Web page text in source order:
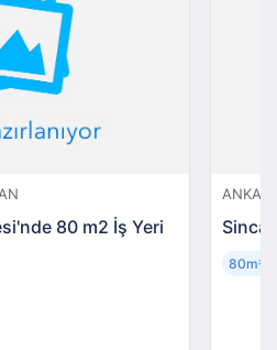
80 m2 İş Yeri
80m²